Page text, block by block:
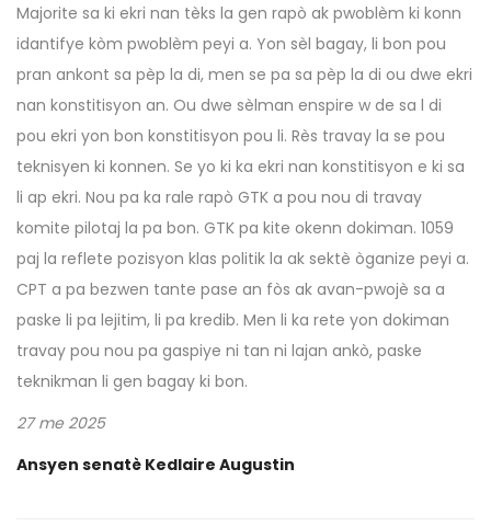
Majorite sa ki ekri nan tèks la gen rapò ak pwoblèm ki konn
idantifye kòm pwoblèm peyi a. Yon sèl bagay, li bon pou
pran ankont sa pèp la di, men se pa sa pèp la di ou dwe ekri
nan konstitisyon an. Ou dwe sèlman enspire w de sa l di
pou ekri yon bon konstitisyon pou li. Rès travay la se pou
teknisyen ki konnen. Se yo ki ka ekri nan konstitisyon e ki sa
li ap ekri. Nou pa ka rale rapò GTK a pou nou di travay
komite pilotaj la pa bon. GTK pa kite okenn dokiman. 1059
paj la reflete pozisyon klas politik la ak sektè òganize peyi a.
CPT a pa bezwen tante pase an fòs ak avan-pwojè sa a
paske li pa lejitim, li pa kredib. Men li ka rete yon dokiman
travay pou nou pa gaspiye ni tan ni lajan ankò, paske
teknikman li gen bagay ki bon.
27 me 2025
Ansyen senatè Kedlaire Augustin